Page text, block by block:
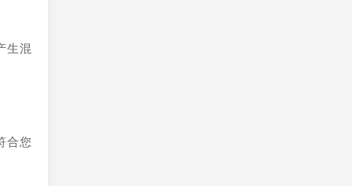
生混
合您